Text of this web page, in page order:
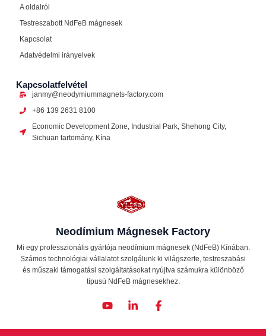
Neodímium Mágnesek Factory
Mi egy professzionális gyártója neodímium mágnesek (NdFeB) Kínában.
Számos technológiai vállalatot szolgálunk ki világszerte, testreszabási
és műszaki támogatási szolgáltatásokat nyújtva számukra különböző
típusú NdFeB mágnesekhez.
o
u
i
n
a
c
A oldalról
Testreszabott NdFeB mágnesek
Kapcsolat
Adatvédelmi irányelvek
Kapcsolatfelvétel
janmy@neodymiummagnets-factory.com
+86 139 2631 8100
Economic Development Zone, Industrial Park, Shehong City,
Sichuan tartomány, Kína